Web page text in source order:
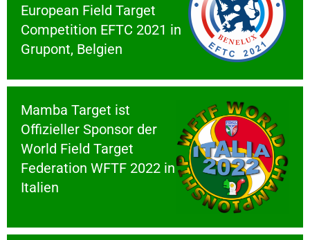
European Field Target
Competition EFTC 2021 in
Grupont, Belgien
Mamba Target ist
Offizieller Sponsor der
World Field Target
Federation WFTF 2022 in
Italien